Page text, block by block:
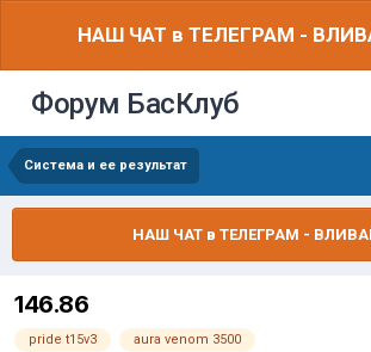
НАШ ЧАТ в ТЕЛЕГРАМ -
Форум БасКлуб
Система и ее результат
НАШ ЧАТ в ТЕЛЕГРАМ -
146.86
pride t15v3 aura venom 3500